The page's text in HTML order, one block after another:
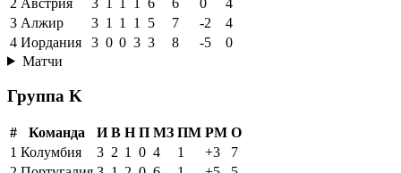
3 Алжир 3 1 1 1 5 7 -2
4
4 Иордания 3 0 0 3 3 8 -5
0
Матчи
Группа K
# Команда И В Н П МЗ ПМ РМ О
1 Колумбия 3 2 1 0 4 1 +3
7